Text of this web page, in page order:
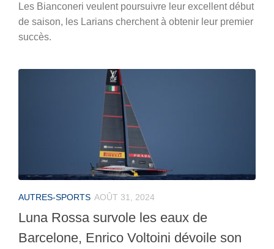
Les Bianconeri veulent poursuivre leur excellent début
de saison, les Larians cherchent à obtenir leur premier
succès.
AUTRES-SPORTS AOÛT 31, 2024
Luna Rossa survole les eaux de
Barcelone, Enrico Voltoini dévoile son